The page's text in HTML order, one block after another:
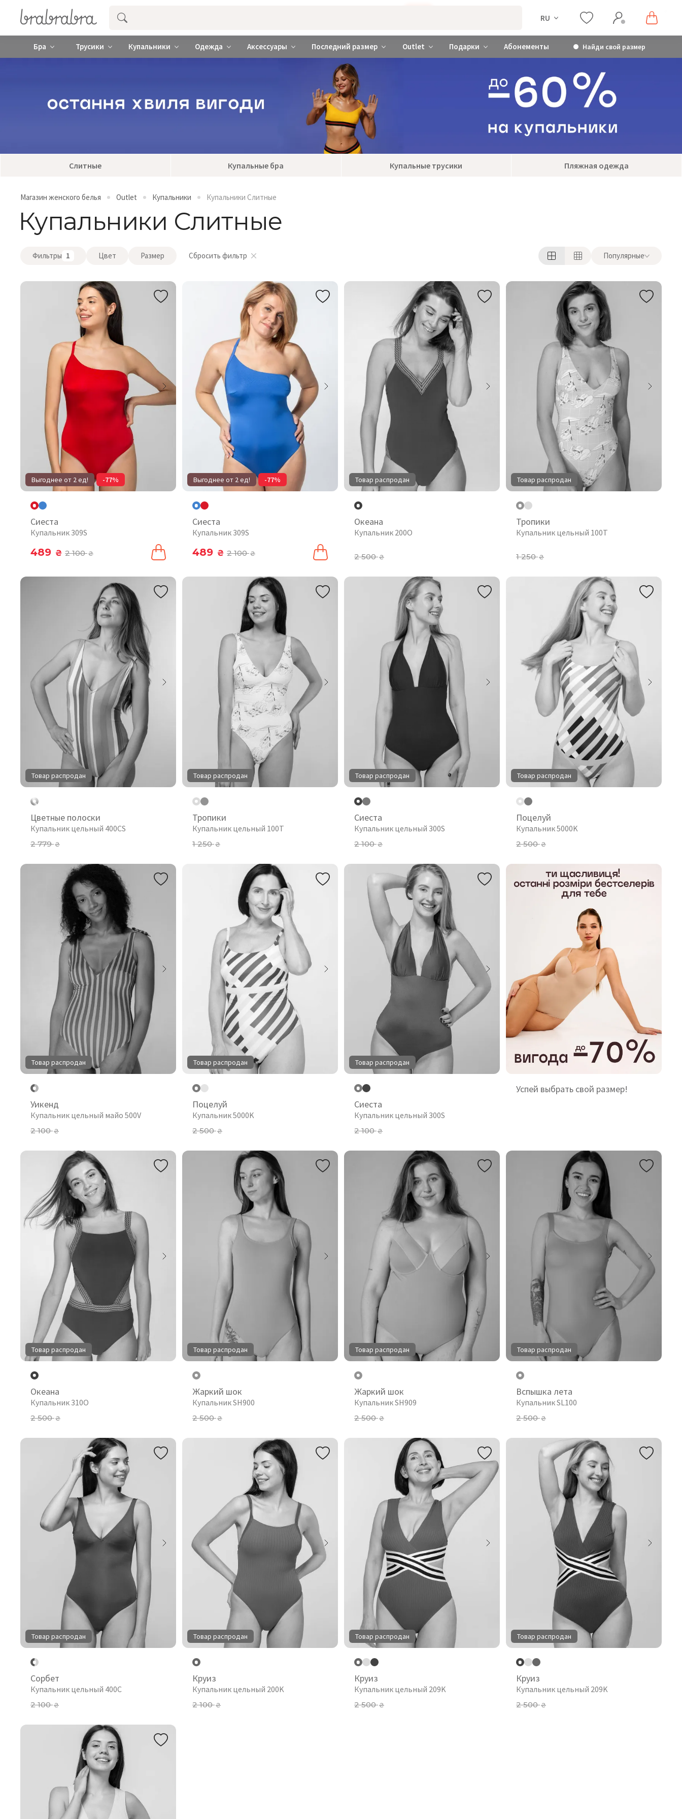
Купить нижнее женское белье ❤️ brabrabra ❤️ Киев и Украина RU
Бра Трусики Купальники Одежда Аксессуары Последний размер Outlet Подарки Абонементы Найди свой размер
Слитные Купальные бра Купальные трусики Пляжная одежда
Магазин женского белья Outlet Купальники Купальники Слитные
Купальники Слитные
Фильтры 1 Цвет Размер Сбросить фильтр Популярные
Выгоднее от 2 ед! -77%
Сиеста
Купальник 309S
489 ₴ 2 100₴
Выгоднее от 2 ед! -77%
Сиеста
Купальник 309S
489 ₴ 2 100₴
Товар распродан
Океана
Купальник 200O
2 500₴
Товар распродан
Тропики
Купальник цельный 100T
1 250₴
Товар распродан
Цветные полоски
Купальник цельный 400CS
2 779₴
Товар распродан
Тропики
Купальник цельный 100T
1 250₴
Товар распродан
Сиеста
Купальник цельный 300S
2 100₴
Товар распродан
Поцелуй
Купальник 5000K
2 500₴
Товар распродан
Уикенд
Купальник цельный майо 500V
2 100₴
Товар распродан
Поцелуй
Купальник 5000K
2 500₴
Товар распродан
Сиеста
Купальник цельный 300S
2 100₴
Успей выбрать свой размер!
Товар распродан
Океана
Купальник 310О
2 500₴
Товар распродан
Жаркий шок
Купальник SH900
2 500₴
Товар распродан
Жаркий шок
Купальник SH909
2 500₴
Товар распродан
Вспышка лета
Купальник SL100
2 500₴
Товар распродан
Сорбет
Купальник цельный 400C
2 100₴
Товар распродан
Круиз
Купальник цельный 200K
2 100₴
Товар распродан
Круиз
Купальник цельный 209K
2 500₴
Товар распродан
Круиз
Купальник цельный 209K
2 500₴